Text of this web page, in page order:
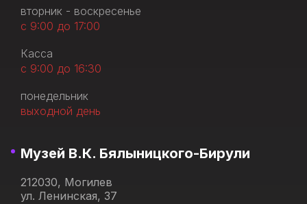
вторник - воскресенье
с 9:00 до 17:00
Касса
с 9:00 до 16:30
понедельник
выходной день
Музей В.К. Бялыницкого-Бирули
212030, Могилев
ул. Ленинская, 37